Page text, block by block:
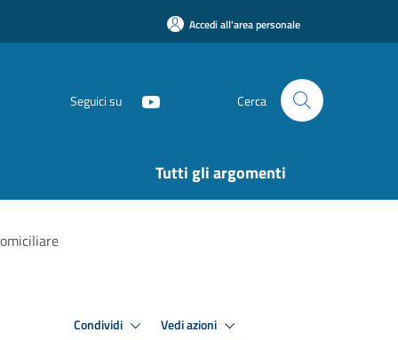
Accedi all'area personale
Seguici su Cerca
Tutti gli argomenti
Condividi Vedi azioni